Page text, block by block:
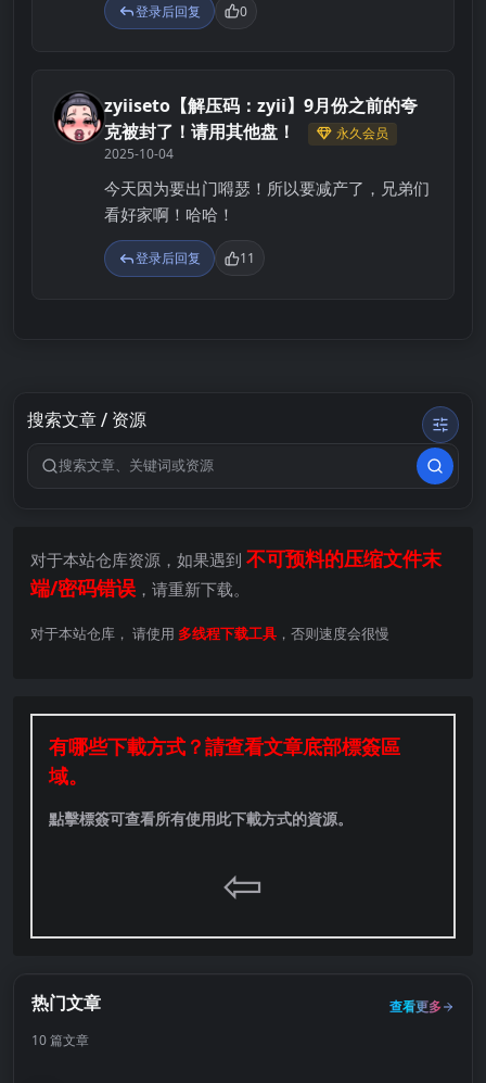
登录后回复 0
Z
zyiiseto【解压码：zyii】9月份之前的夸
克被封了！请用其他盘！
永久会员
2025-10-04
今天因为要出门嘚瑟！所以要减产了，兄弟们
看好家啊！哈哈！
登录后回复 11
搜索文章 / 资源
搜索关键词
对于本站仓库资源，如果遇到 不可预料的压缩文件末
端/密码错误 ，请重新下载。
对于本站仓库， 请使用 多线程下载工具 ，否则速度会很慢
有哪些下載方式？請查看文章底部標簽區
域。
點擊標簽可查看所有使用此下載方式的資源。
⇦
热门文章
查看更多
10 篇文章